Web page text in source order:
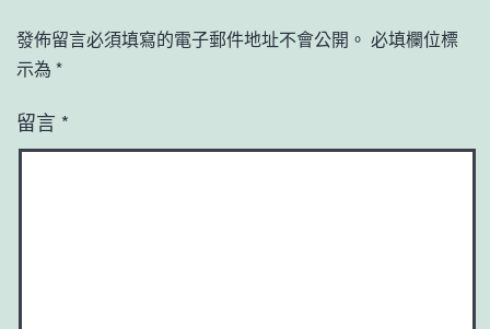
發佈留言必須填寫的電子郵件地址不會公開。 必填欄位標
示為 *
留言 *